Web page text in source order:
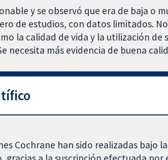
y se observó que era de baja o
de estudios, con datos limitados.
la calidad de vida y la utilización de
necesita más evidencia de buena
Cochrane han sido realizadas bajo